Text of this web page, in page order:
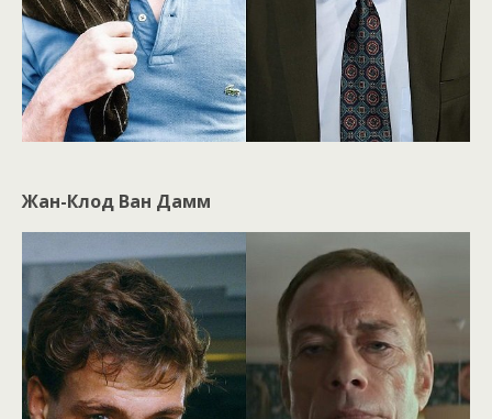
Жан-Клод Ван Дамм